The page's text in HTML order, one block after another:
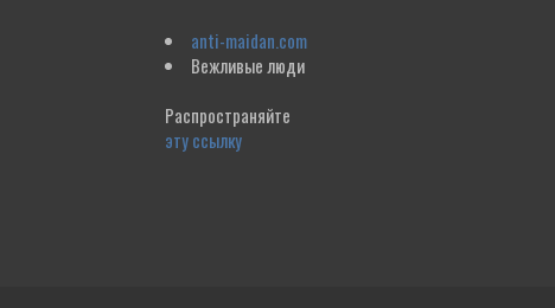
anti-maidan.com
Вежливые люди
Распространяйте
эту ссылку